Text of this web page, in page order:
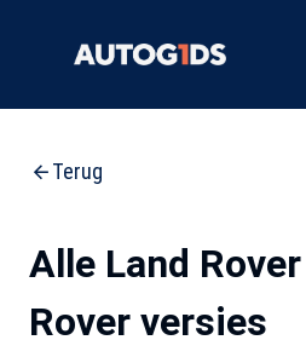
Terug
Alle Land
Rover versies